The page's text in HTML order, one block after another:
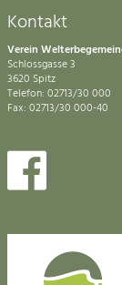
Kontakt
Verein
Schlossgasse 3
3620 Spitz
Telefon: 02713/30 000
Fax: 02713/30 000-40